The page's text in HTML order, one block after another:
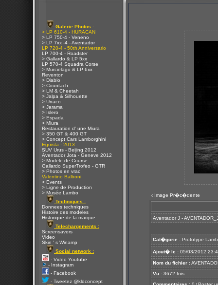
Galerie Photos :
> LP 610-4 - HURACAN
> LP 750-4 - Veneno
> LP 7xx -4 - Aventador
LP 720-4 - 50th Anniversario
LP 700-4 - Roadster
> Gallardo & LP 5xx
LP 570-4 Squadra Corse
> Murcielago & LP 6xx
Reventon
> Diablo
> Countach
> LM & Cheetah
> Jalpa & Silhouette
> Urraco
> Jarama
> Islero
> Espada
> Miura
Restauration d' une Miura
> 350 GT & 400 GT
> Concept Cars Lamborghini
Egoista - 2013
SUV Urus - Beijing 2012
Aventador Jota - Geneve 2012
> Modele de Course
Gallardo SuperTrofeo - GTR
> Photos en vrac
Valentino Balboni
> Events
> Ligne de Production
> Musée Lambo
Techniques :
Donnees techniques
Histoire des modeles
Historique de la marque
Telechargements :
Screensavers
Video
Skin ' s Winamp
Social network :
- Video Youtube
- Instagram
- Facebook
- Tweetez @kldconcept
< Image Pr�c�dente
Aventador J -
Cat�gorie : Prototype
Ajout� le : 05/03/2012
Nom du fichier :
Vu : 3672 fois